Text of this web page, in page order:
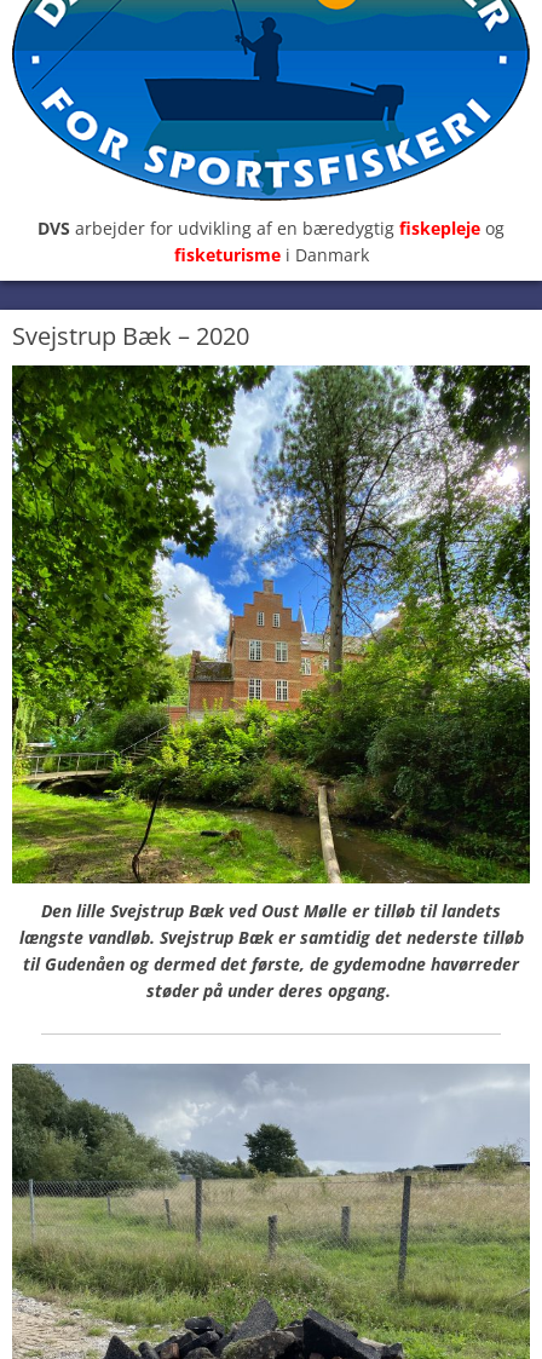
DVS arbejder for udvikling af en bæredygtig fiskepleje og
fisketurisme i Danmark
Svejstrup Bæk – 2020
Den lille Svejstrup Bæk ved Oust Mølle er tilløb til landets
længste vandløb. Svejstrup Bæk er samtidig det nederste tilløb
til Gudenåen og dermed det første, de gydemodne havørreder
støder på under deres opgang.